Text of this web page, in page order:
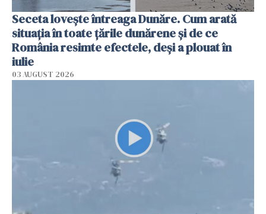
Seceta lovește întreaga Dunăre. Cum arată
situația în toate țările dunărene și de ce
România resimte efectele, deși a plouat în
iulie
03 AUGUST 2026